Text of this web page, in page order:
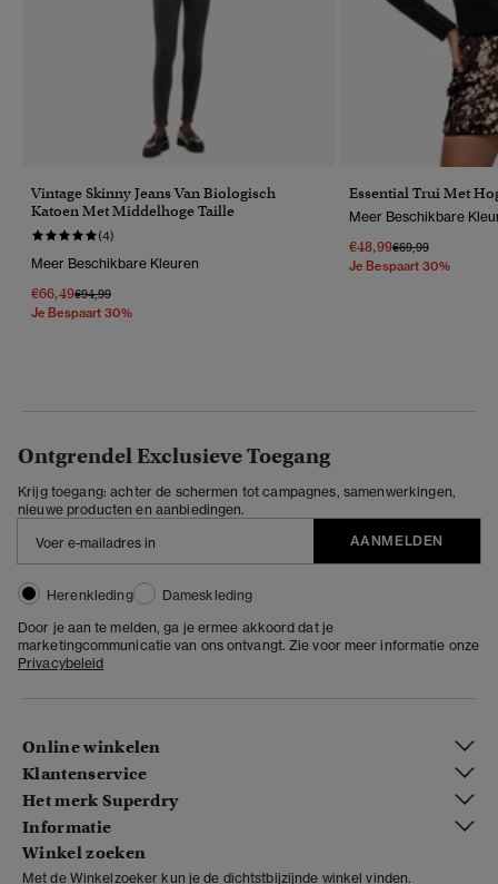
Vintage Skinny Jeans Van Biologisch
Katoen Met Middelhoge Taille
(4)
Meer Beschikbare Kleuren
€66,49Prijs Verlaagd Van
€94,99Naar
Je Bespaart 30%
Essential Trui Met
Meer Beschikbare
€48,99Prijs Verlaagd Van
€69,99Naar
Je Bespaart 30%
Ontgrendel Exclusieve Toegang
Krijg toegang: achter de schermen tot campagnes, samenwerkingen,
nieuwe producten en aanbiedingen.
AANMELDEN
Herenkleding
Dameskleding
Door je aan te melden, ga je ermee akkoord dat je
marketingcommunicatie van ons ontvangt. Zie voor meer informatie onze
Privacybeleid
Online winkelen
Klantenservice
Het merk Superdry
Informatie
Winkel zoeken
Met de Winkelzoeker kun je de dichtstbijzijnde winkel vinden.